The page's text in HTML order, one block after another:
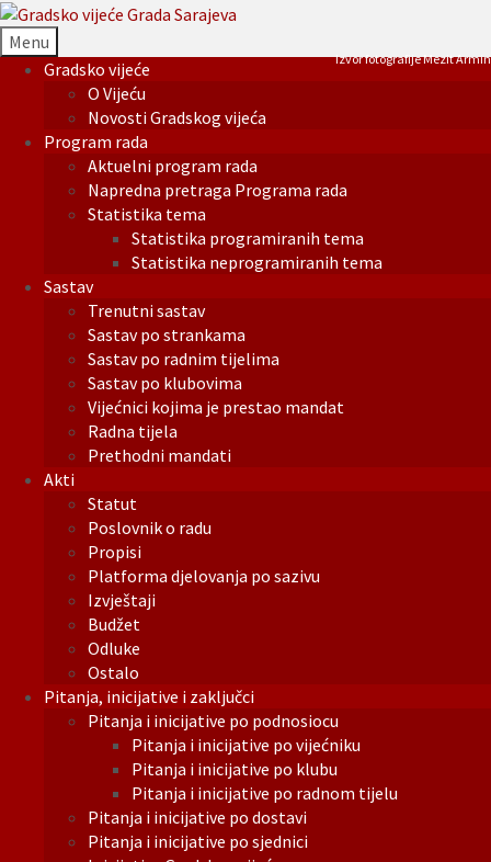
Menu
Gradsko vijeće
O Vijeću
Novosti Gradskog vijeća
Program rada
Aktuelni program rada
Napredna pretraga Programa rada
Statistika tema
Statistika programiranih tema
Statistika neprogramiranih tema
Sastav
Trenutni sastav
Sastav po strankama
Sastav po radnim tijelima
Sastav po klubovima
Vijećnici kojima je prestao mandat
Radna tijela
Prethodni mandati
Akti
Statut
Poslovnik o radu
Propisi
Platforma djelovanja po sazivu
Izvještaji
Budžet
Odluke
Ostalo
Pitanja, inicijative i zaključci
Pitanja i inicijative po podnosiocu
Pitanja i inicijative po vijećniku
Pitanja i inicijative po klubu
Pitanja i inicijative po radnom tijelu
Pitanja i inicijative po dostavi
Pitanja i inicijative po sjednici
Izvor fotografije Mezit Armin